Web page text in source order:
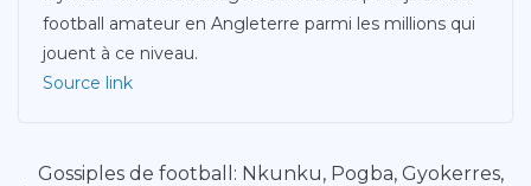
football amateur en Angleterre parmi les millions qui
jouent à ce niveau.
Source link
Gossiples de football: Nkunku, Pogba, Gyokerres,